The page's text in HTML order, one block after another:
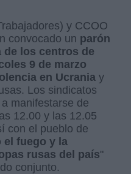
y CCOO
convocado un parón
de los centros de
9 de marzo
en Ucrania y
Los sindicatos
manifestarse de
12.00 y las 12.05
con el pueblo de
el fuego y la
rusas del país"
conjunto.